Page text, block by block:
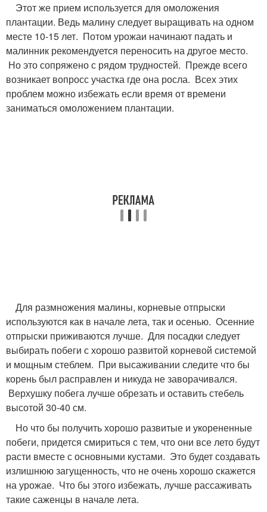
Этот же прием используется для омоложения
плантации. Ведь малину следует выращивать на одном
месте 10-15 лет. Потом урожаи начинают падать и
малинник рекомендуется переносить на другое место.
Но это сопряжено с рядом трудностей. Прежде всего
возникает вопросс участка где она росла. Всех этих
проблем можно избежать если время от времени
заниматься омоложением плантации.
Для размножения малины, корневые отпрыски
используются как в начале лета, так и осенью. Осенние
отпрыски приживаются лучше. Для посадки следует
выбирать побеги с хорошо развитой корневой системой
и мощным стеблем. При высаживании следите что бы
корень был расправлен и никуда не заворачивался.
Верхушку побега лучше обрезать и оставить стебель
высотой 30-40 см.
Но что бы получить хорошо развитые и укорененные
побеги, придется смириться с тем, что они все лето будут
расти вместе с основными кустами. Это будет создавать
излишнюю загущенность, что не очень хорошо скажется
на урожае. Что бы этого избежать, лучше рассаживать
такие саженцы в начале лета.